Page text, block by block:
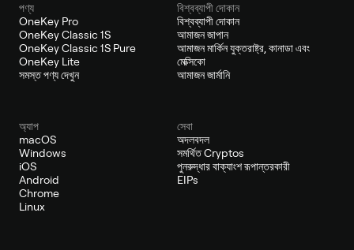
পণ্য
OneKey Pro
OneKey Classic 1S
OneKey Classic 1S Pure
OneKey Lite
সমস্ত পণ্য দেখুন
বিশ্বব্যাপী দোকান
বিশ্বব্যাপী দোকান
আমাজন জাপান
আমাজন মার্কিন যুক্তরাষ্ট্র, কানাডা এবং
মেক্সিকো
আমাজন জার্মানি
অ্যাপ
macOS
Windows
iOS
Android
Chrome
Linux
সেবা
অদলবদল
সমর্থিত Cryptos
পুনরুদ্ধার বাক্যাংশ রূপান্তরকারী
EIPs